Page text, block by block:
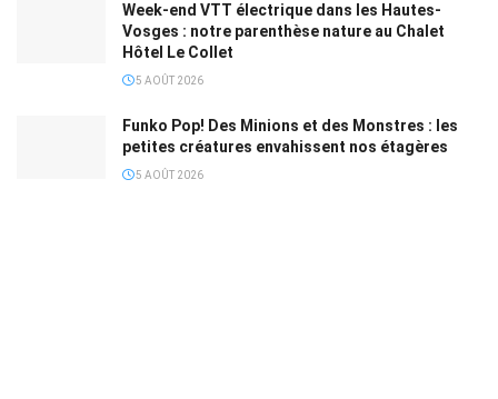
Week-end VTT électrique dans les Hautes-
Vosges : notre parenthèse nature au Chalet
Hôtel Le Collet
5 AOÛT 2026
Funko Pop! Des Minions et des Monstres : les
petites créatures envahissent nos étagères
5 AOÛT 2026